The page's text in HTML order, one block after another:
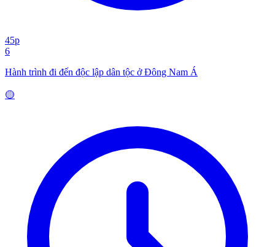
45p
6
Hành trình đi đến độc lập dân tộc ở Đông Nam Á
🟡